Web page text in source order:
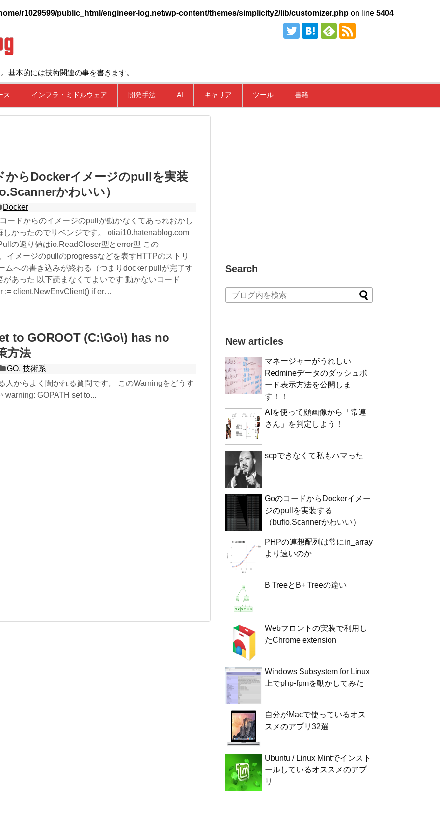
r1029599/public_html/engineer-log.net/wp-content/themes/simplicity2/lib/customizer.php on line 5404
基本的には技術関連の事を書きます。
ス インフラ・ミドルウェア 開発手法 AI キャリア ツール 書籍
からDockerイメージのpullを実装
かわいい）
Docker
ードからのイメージのpullが動かなくてあっれおかし
しかったのでリベンジです。 otiai10.hatenablog.com
の返り値はio.ReadCloser型とerror型 この
イメージのpullのprogressなどを表すHTTPのストリ
ムへの書き込みが終わる（つまりdocker pullが完了す
があった 以下読まなくてよいです 動かないコード
:= client.NewEnvClient() if er…
to GOROOT (C:\Go\) has no
方法
GO,技術系
人からよく聞かれる質問です。 このWarningをどうす
warning: GOPATH set to...
Search
New articles
マネージャーがうれしい
Redmineデータのダッシュボ
ード表示方法を公開しま
す！！
AIを使って顔画像から「常連
さん」を判定しよう！
scpできなくて私もハマった
GoのコードからDockerイメー
ジのpullを実装する
（bufio.Scannerかわいい）
PHPの連想配列は常にin_array
より速いのか
B TreeとB+ Treeの違い
Webフロントの実装で利用し
たChrome extension
Windows Subsystem for Linux
上でphp-fpmを動かしてみた
自分がMacで使っているオス
スメのアプリ32選
Ubuntu / Linux Mintでインスト
ールしているオススメのアプ
リ